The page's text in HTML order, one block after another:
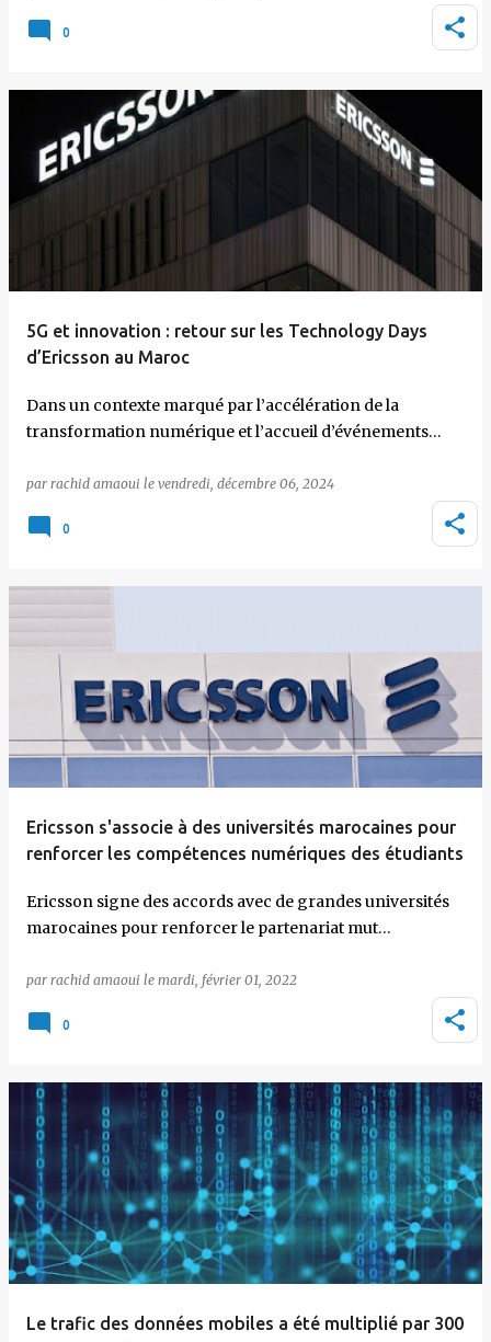
0
5G et innovation : retour sur les Technology Days
d’Ericsson au Maroc
Dans un contexte marqué par l’accélération de la
transformation numérique et l’accueil d’événements…
par rachid amaoui le vendredi, décembre 06, 2024
0
Ericsson s'associe à des universités marocaines pour
renforcer les compétences numériques des étudiants
Ericsson signe des accords avec de grandes universités
marocaines pour renforcer le partenariat mut…
par rachid amaoui le mardi, février 01, 2022
0
Le trafic des données mobiles a été multiplié par 300